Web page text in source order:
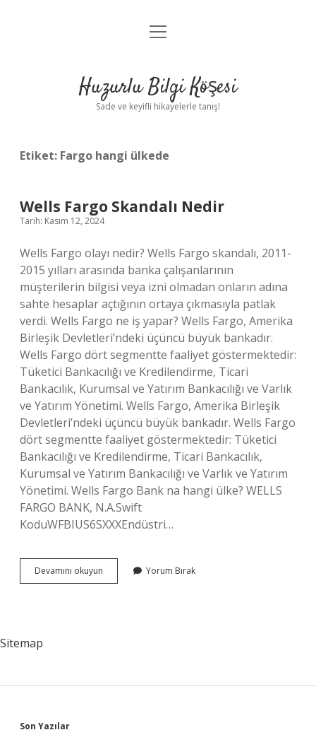
Anasayfa
Yasal Uyarı
menüyü
Huzurlu Bilgi Köşesi
Sade ve keyifli hikayelerle tanış!
Etiket: Fargo hangi ülkede
Wells Fargo Skandalı Nedir
Tarih: Kasım 12, 2024
Wells Fargo olayı nedir? Wells Fargo skandalı, 2011-
2015 yılları arasında banka çalışanlarının
müşterilerin bilgisi veya izni olmadan onların adına
sahte hesaplar açtığının ortaya çıkmasıyla patlak
verdi. Wells Fargo ne iş yapar? Wells Fargo, Amerika
Birleşik Devletleri’ndeki üçüncü büyük bankadır.
Wells Fargo dört segmentte faaliyet göstermektedir:
Tüketici Bankacılığı ve Kredilendirme, Ticari
Bankacılık, Kurumsal ve Yatırım Bankacılığı ve Varlık
ve Yatırım Yönetimi. Wells Fargo, Amerika Birleşik
Devletleri’ndeki üçüncü büyük bankadır. Wells Fargo
dört segmentte faaliyet göstermektedir: Tüketici
Bankacılığı ve Kredilendirme, Ticari Bankacılık,
Kurumsal ve Yatırım Bankacılığı ve Varlık ve Yatırım
Yönetimi. Wells Fargo Bank na hangi ülke? WELLS
FARGO BANK, N.A.Swift
KoduWFBIUS6SXXXEndüstri…
Devamını okuyun
Fargo
Yorum Bırak
Sitemap
Son Yazılar